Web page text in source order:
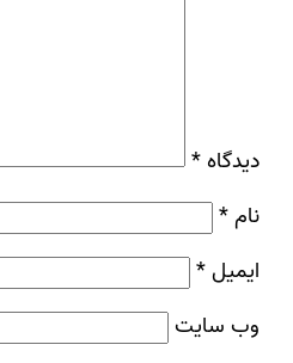
دیدگاه *
نام*
ایمیل*
وب‌ سایت